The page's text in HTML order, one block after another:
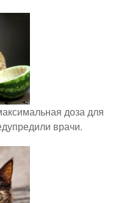
доза для
врачи.